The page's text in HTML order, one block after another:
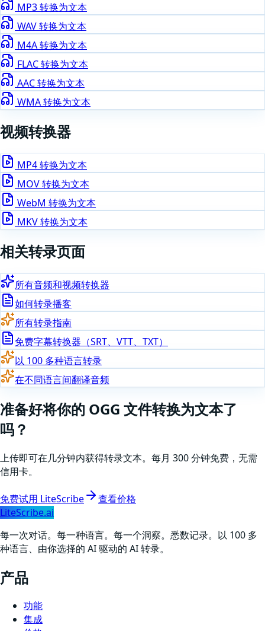
MP3转换为文本
WAV转换为文本
M4A转换为文本
FLAC转换为文本
AAC转换为文本
WMA转换为文本
视频转换器
MP4转换为文本
MOV转换为文本
WebM 转换为文本
MKV转换为文本
相关转录页面
所有音频和视频转换器
如何转录播客
所有转录指南
免费字幕转换器（SRT、VTT、TXT）
以 100 多种语言转录
在不同语言间翻译音频
准备好将你的 OGG 文件转换为文本了
吗？
上传即可在几分钟内获得转录文本。每月 300 分钟免费，无需
信用卡。
免费试用 LiteScribe
查看价格
LiteScribe.ai
每一次对话。每一种语言。每一个洞察。悉数记录。以 100 多
种语言、由你选择的 AI 驱动的 AI 转录。
产品
功能
集成